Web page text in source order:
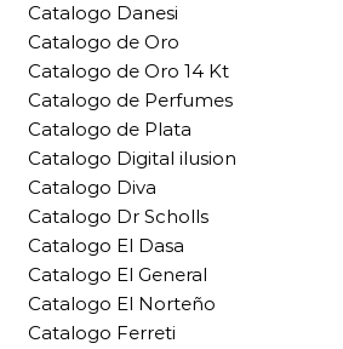
Catalogo Danesi
Catalogo de Oro
Catalogo de Oro 14 Kt
Catalogo de Perfumes
Catalogo de Plata
Catalogo Digital ilusion
Catalogo Diva
Catalogo Dr Scholls
Catalogo El Dasa
Catalogo El General
Catalogo El Norteño
Catalogo Ferreti